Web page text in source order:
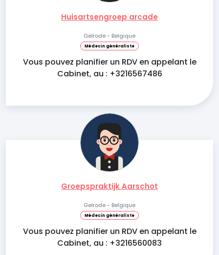
Huisartsengroep arcade
Gelrode - Belgique
Médecin généraliste
Vous pouvez planifier un RDV en appelant le
Cabinet, au : +3216567486
Groepspraktijk Aarschot
Gelrode - Belgique
Médecin généraliste
Vous pouvez planifier un RDV en appelant le
Cabinet, au : +3216560083